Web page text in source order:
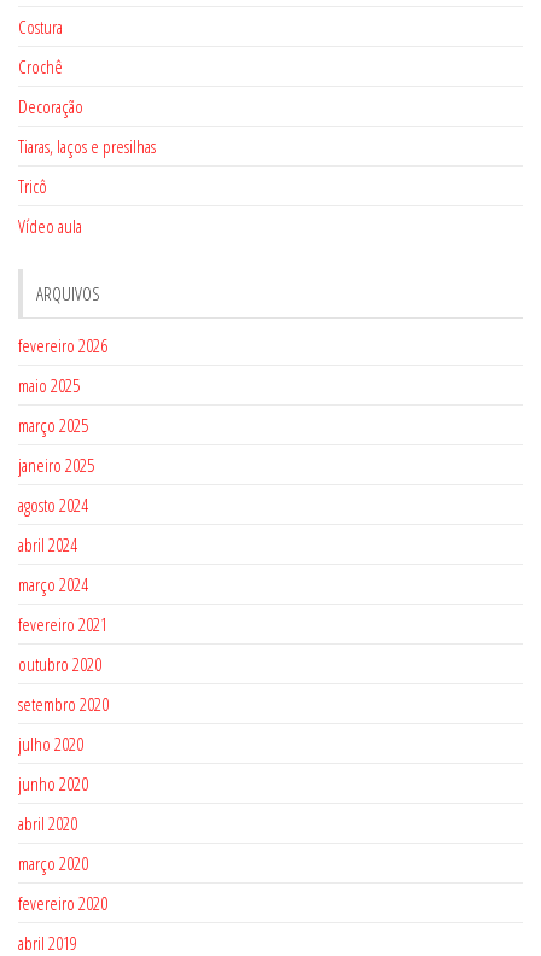
Costura
Crochê
Decoração
Tiaras, laços e presilhas
Tricô
Vídeo aula
ARQUIVOS
fevereiro 2026
maio 2025
março 2025
janeiro 2025
agosto 2024
abril 2024
março 2024
fevereiro 2021
outubro 2020
setembro 2020
julho 2020
junho 2020
abril 2020
março 2020
fevereiro 2020
abril 2019